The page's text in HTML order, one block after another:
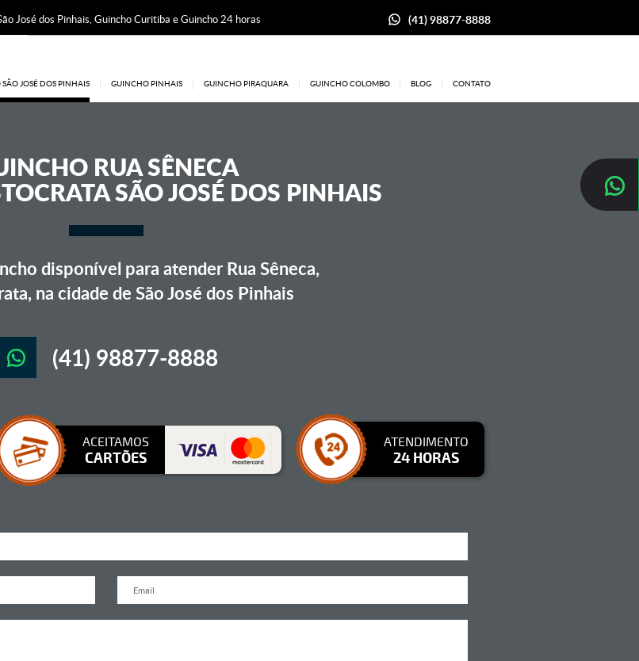
José dos Pinhais, Guincho Curitiba e Guincho 24 horas (41) 98877-8888
JOSÉ DOS PINHAIS GUINCHO PINHAIS GUINCHO PIRAQUARA GUINCHO COLOMBO BLOG CONTATO
RUA SÊNECA
SÃO JOSÉ DOS PINHAIS
disponível para atender Rua Sêneca,
na cidade de São José dos Pinhais
(41) 98877-8888
ACEITAMOS
CARTÕES
ATENDIMENTO
24 HORAS